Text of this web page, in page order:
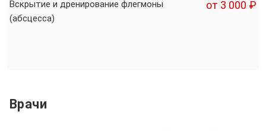
Вскрытие и дренирование флегмоны
(абсцесса)
от 3 000 ₽
Врачи